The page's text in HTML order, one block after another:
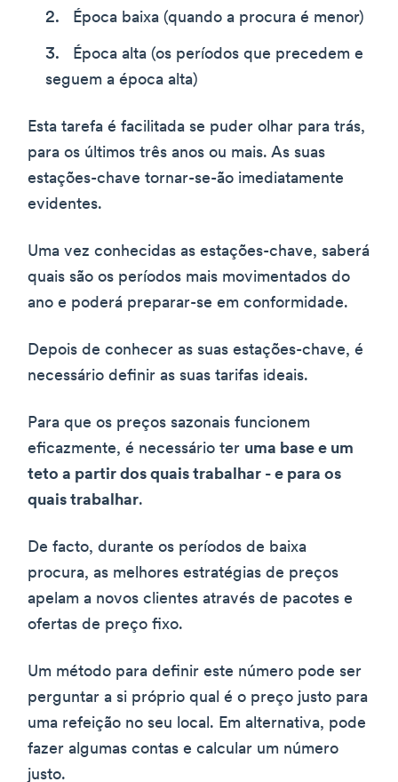
Época baixa (quando a procura é menor)
Época alta (os períodos que precedem e
seguem a época alta)
Esta tarefa é facilitada se puder olhar para trás,
para os últimos três anos ou mais. As suas
estações-chave tornar-se-ão imediatamente
evidentes.
Uma vez conhecidas as estações-chave, saberá
quais são os períodos mais movimentados do
ano e poderá preparar-se em conformidade.
Depois de conhecer as suas estações-chave, é
necessário definir as suas tarifas ideais.
Para que os preços sazonais funcionem
eficazmente, é necessário ter uma base e um
teto a partir dos quais trabalhar - e para os
quais trabalhar.
De facto, durante os períodos de baixa
procura, as melhores estratégias de preços
apelam a novos clientes através de pacotes e
ofertas de preço fixo.
Um método para definir este número pode ser
perguntar a si próprio qual é o preço justo para
uma refeição no seu local. Em alternativa, pode
fazer algumas contas e calcular um número
justo.